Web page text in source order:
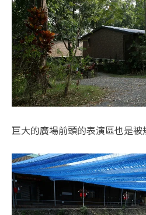
巨大的廣場前頭的表演區也是被